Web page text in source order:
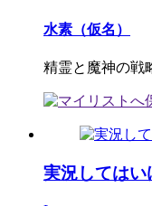
水素（仮名）
精霊と魔神の戦
実況してはい